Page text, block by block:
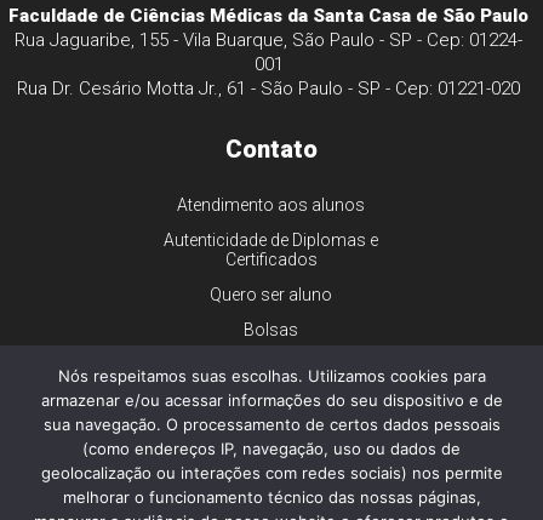
Faculdade de Ciências Médicas da Santa Casa de São Paulo
Rua Jaguaribe, 155 - Vila Buarque, São Paulo - SP - Cep: 01224-
001
Rua Dr. Cesário Motta Jr., 61 - São Paulo - SP - Cep: 01221-020
Contato
Atendimento aos alunos
Autenticidade de Diplomas e
Certificados
Quero ser aluno
Bolsas
Trabalhe conosco
Imprensa
Ouvidoria
Dúvidas gerais
Nós respeitamos suas escolhas. Utilizamos cookies para
armazenar e/ou acessar informações do seu dispositivo e de
sua navegação. O processamento de certos dados pessoais
(como endereços IP, navegação, uso ou dados de
geolocalização ou interações com redes sociais) nos permite
melhorar o funcionamento técnico das nossas páginas,